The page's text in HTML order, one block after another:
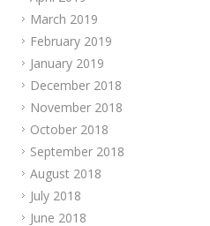
March 2019
February 2019
January 2019
December 2018
November 2018
October 2018
September 2018
August 2018
July 2018
June 2018